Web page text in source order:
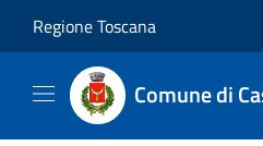
Regione Toscana
Comune di